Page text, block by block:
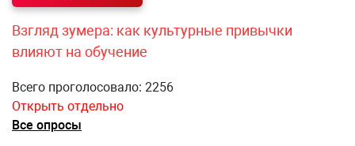
Взгляд зумера: как культурные привычки
влияют на обучение
Всего проголосовало: 2256
Открыть отдельно
Все опросы